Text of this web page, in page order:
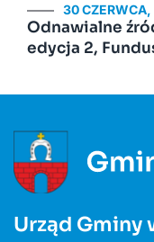
30
Odnawialne
edycja 2,
Urząd Gminy